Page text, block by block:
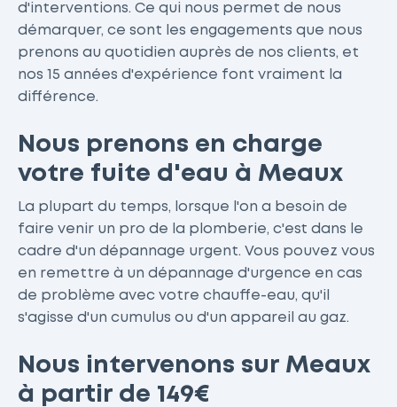
d'interventions. Ce qui nous permet de nous
démarquer, ce sont les engagements que nous
prenons au quotidien auprès de nos clients, et
nos 15 années d'expérience font vraiment la
différence.
Nous prenons en charge
votre fuite d'eau à Meaux
La plupart du temps, lorsque l'on a besoin de
faire venir un pro de la plomberie, c'est dans le
cadre d'un dépannage urgent. Vous pouvez vous
en remettre à un dépannage d'urgence en cas
de problème avec votre chauffe-eau, qu'il
s'agisse d'un cumulus ou d'un appareil au gaz.
Nous intervenons sur Meaux
à partir de 149€